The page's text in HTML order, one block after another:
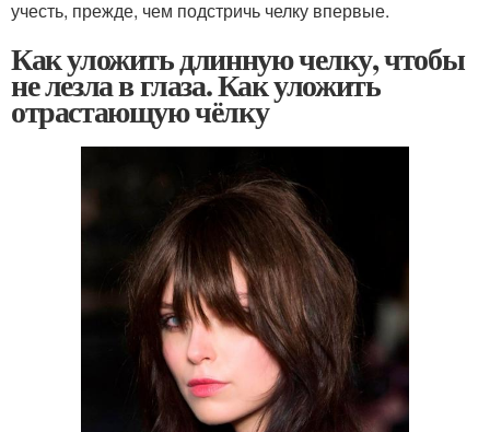
учесть, прежде, чем подстричь челку впервые.
Как уложить длинную челку, чтобы
не лезла в глаза. Как уложить
отрастающую чёлку